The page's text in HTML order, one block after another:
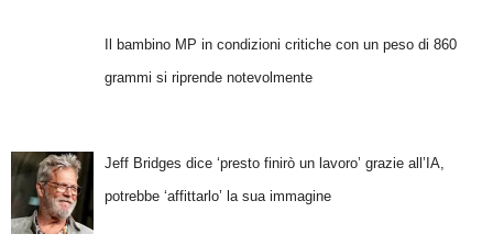
Il bambino MP in condizioni critiche con un peso di 860
grammi si riprende notevolmente
Jeff Bridges dice ‘presto finirò un lavoro’ grazie all’IA,
potrebbe ‘affittarlo’ la sua immagine